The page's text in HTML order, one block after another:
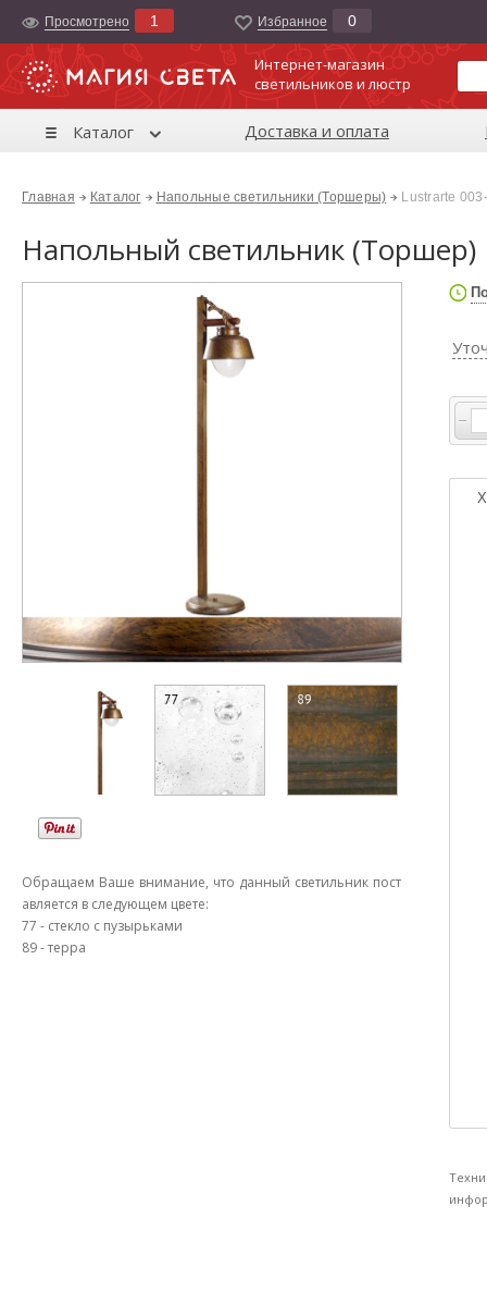
Просмотрено 1 Избранноe 0
Интернет-магазин
светильников и люстр
Каталог Доставка и оплата
Главная Каталог Напольные светильники (Торшеры) Lustrarte
Напольный светильник
Обращаем Ваше внимание, что данный светильник пост
авляется в следующем цвете:
77 - стекло с пузырьками
89 - терра